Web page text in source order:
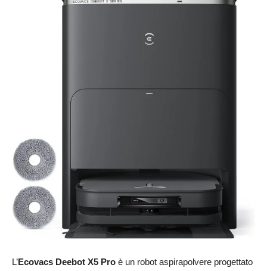
L’Ecovacs Deebot X5 Pro è un robot aspirapolvere progettato